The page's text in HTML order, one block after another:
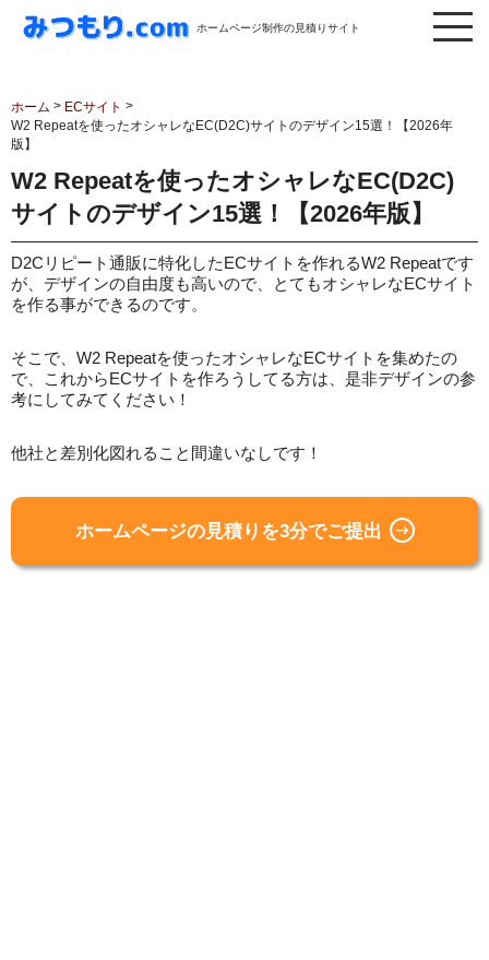
ホームページ制作の見積りサイト
ホーム > ECサイト >
W2 Repeatを使ったオシャレなEC(D2C)サイトのデザイン15選！【2026年
版】
W2 Repeatを使ったオシャレなEC(D2C)
サイトのデザイン15選！【2026年版】
D2Cリピート通販に特化したECサイトを作れるW2 Repeatです
が、デザインの自由度も高いので、とてもオシャレなECサイト
を作る事ができるのです。
そこで、W2 Repeatを使ったオシャレなECサイトを集めたの
で、これからECサイトを作ろうしてる方は、是非デザインの参
考にしてみてください！
他社と差別化図れること間違いなしです！
ホームページの見積りを3分でご提出